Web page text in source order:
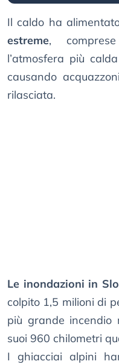
Il caldo ha
estreme,
l’atmosfera più
causando
rilasciata.
Le inondazioni in
colpito 1,5 milioni di
più grande incendio
suoi 960 chilometri
I ghiacciai alpini